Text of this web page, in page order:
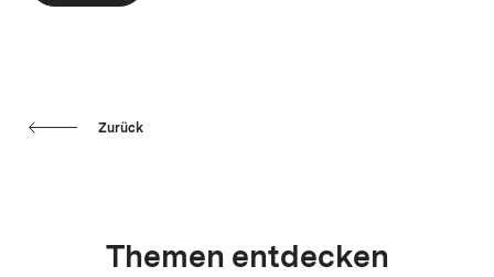
Zurück
Themen entdecken